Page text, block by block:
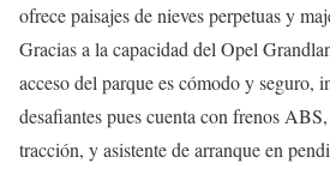
ofrece paisajes de nieves perpetuas y
Gracias a la capacidad del Opel
acceso del parque es cómodo y seguro,
desafiantes pues cuenta con frenos
tracción, y asistente de arranque en